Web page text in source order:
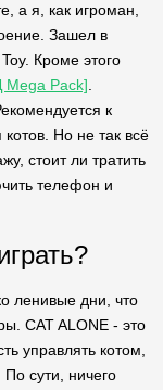
а я, как игроман,
Зашел в
Кроме этого
Pack]
к
Но не так всё
стоит ли тратить
телефон и
ленивые дни, что
CAT ALONE - это
управлять котом,
сути, ничего